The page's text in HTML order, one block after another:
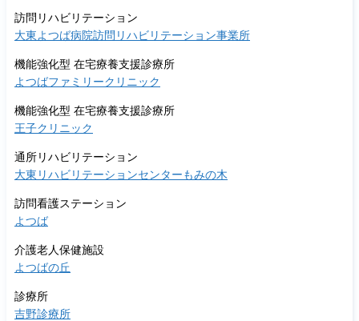
訪問リハビリテーション
大東よつば病院訪問リハビリテーション事業所
機能強化型 在宅療養支援診療所
よつばファミリークリニック
機能強化型 在宅療養支援診療所
王子クリニック
通所リハビリテーション
大東リハビリテーションセンターもみの木
訪問看護ステーション
よつば
介護老人保健施設
よつばの丘
診療所
吉野診療所